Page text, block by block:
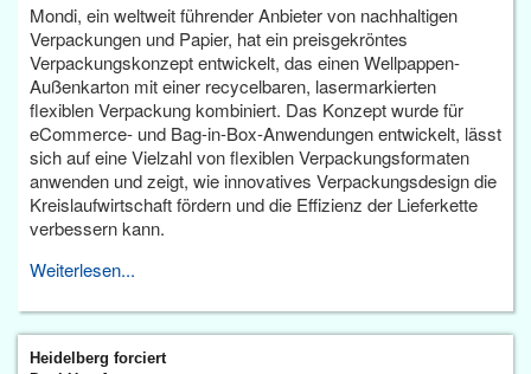
Mondi, ein weltweit führender Anbieter von nachhaltigen
Verpackungen und Papier, hat ein preisgekröntes
Verpackungskonzept entwickelt, das einen Wellpappen-
Außenkarton mit einer recycelbaren, lasermarkierten
flexiblen Verpackung kombiniert. Das Konzept wurde für
eCommerce- und Bag-in-Box-Anwendungen entwickelt, lässt
sich auf eine Vielzahl von flexiblen Verpackungsformaten
anwenden und zeigt, wie innovatives Verpackungsdesign die
Kreislaufwirtschaft fördern und die Effizienz der Lieferkette
verbessern kann.
Weiterlesen...
Heidelberg forciert